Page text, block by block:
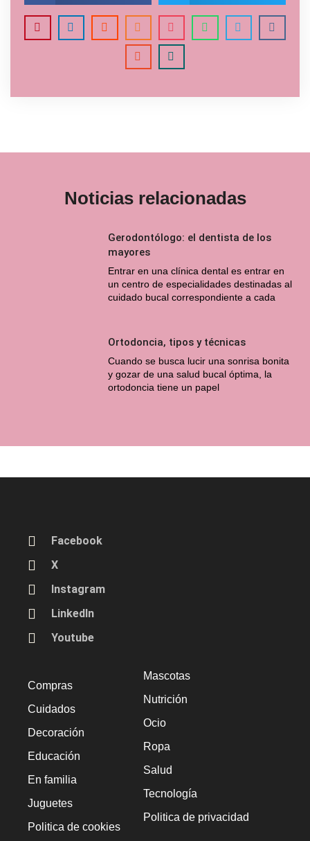
Noticias relacionadas
Gerodontólogo: el dentista de los
mayores
Entrar en una clínica dental es entrar en
un centro de especialidades destinadas al
cuidado bucal correspondiente a cada
Ortodoncia, tipos y técnicas
Cuando se busca lucir una sonrisa bonita
y gozar de una salud bucal óptima, la
ortodoncia tiene un papel
Facebook
X
Instagram
LinkedIn
Youtube
Compras
Cuidados
Decoración
Educación
En familia
Juguetes
Politica de cookies
Mascotas
Nutrición
Ocio
Ropa
Salud
Tecnología
Politica de privacidad